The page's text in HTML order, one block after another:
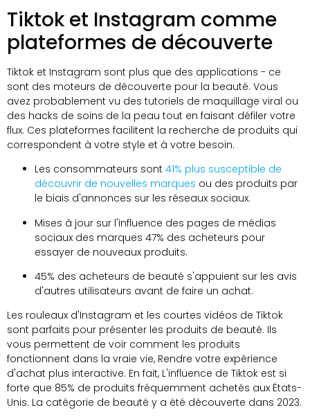
Tiktok et Instagram comme
plateformes de découverte
Tiktok et Instagram sont plus que des applications - ce
sont des moteurs de découverte pour la beauté. Vous
avez probablement vu des tutoriels de maquillage viral ou
des hacks de soins de la peau tout en faisant défiler votre
flux. Ces plateformes facilitent la recherche de produits qui
correspondent à votre style et à votre besoin.
Les consommateurs sont 41% plus susceptible de
découvrir de nouvelles marques ou des produits par
le biais d'annonces sur les réseaux sociaux.
Mises à jour sur l'influence des pages de médias
sociaux des marques 47% des acheteurs pour
essayer de nouveaux produits.
45% des acheteurs de beauté s'appuient sur les avis
d'autres utilisateurs avant de faire un achat.
Les rouleaux d'Instagram et les courtes vidéos de Tiktok
sont parfaits pour présenter les produits de beauté. Ils
vous permettent de voir comment les produits
fonctionnent dans la vraie vie, Rendre votre expérience
d'achat plus interactive. En fait, L'influence de Tiktok est si
forte que 85% de produits fréquemment achetés aux États-
Unis. La catégorie de beauté y a été découverte dans 2023.